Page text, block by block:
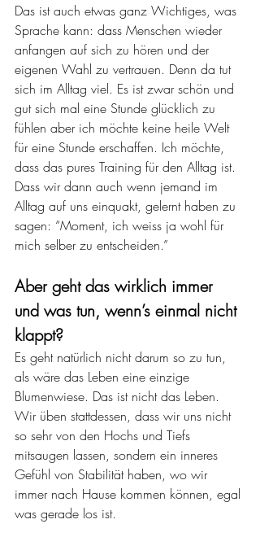
Das ist auch etwas ganz Wichtiges, was
Sprache kann: dass Menschen wieder
anfangen auf sich zu hören und der
eigenen Wahl zu vertrauen. Denn da tut
sich im Alltag viel. Es ist zwar schön und
gut sich mal eine Stunde glücklich zu
fühlen aber ich möchte keine heile Welt
für eine Stunde erschaffen. Ich möchte,
dass das pures Training für den Alltag ist.
Dass wir dann auch wenn jemand im
Alltag auf uns einquakt, gelernt haben zu
sagen: “Moment, ich weiss ja wohl für
mich selber zu entscheiden.”
Aber geht das wirklich immer
und was tun, wenn’s einmal nicht
klappt?
Es geht natürlich nicht darum so zu tun,
als wäre das Leben eine einzige
Blumenwiese. Das ist nicht das Leben.
Wir üben stattdessen, dass wir uns nicht
so sehr von den Hochs und Tiefs
mitsaugen lassen, sondern ein inneres
Gefühl von Stabilität haben, wo wir
immer nach Hause kommen können, egal
was gerade los ist.